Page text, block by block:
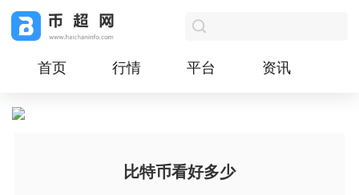
首页 行情 平台 资讯
比特币看好多少